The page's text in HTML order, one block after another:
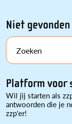
Niet
Zoeken
Platform voor
Wil jij starten als
antwoorden die je
zzp'er!